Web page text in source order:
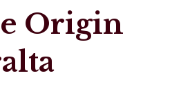
Origin